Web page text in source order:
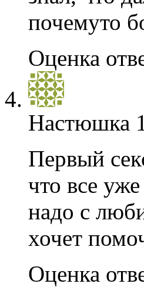
почемуто
Оценка
Настюшка
Первый
что все
надо с
хочет
Оценка